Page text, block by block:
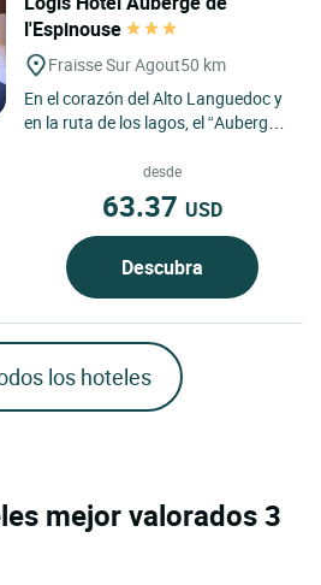
l'Espinouse
Fraisse Sur Agout50 km
En el corazón del Alto Languedoc y
en la ruta de los lagos, el “Auberge
cocina tradicional...
desde
63.37 USD
Descubra
los hoteles
mejor valorados 3